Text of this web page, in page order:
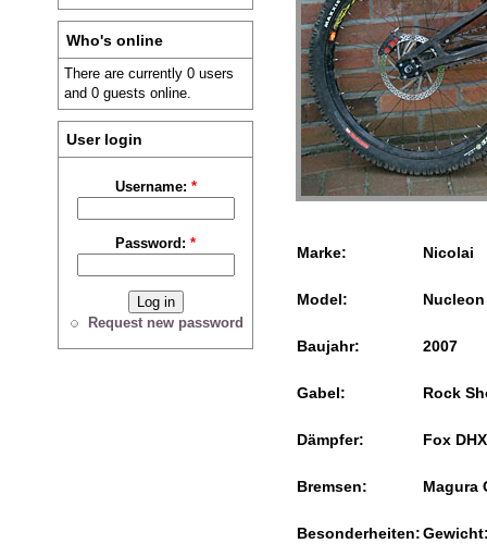
Who's online
There are currently 0 users
and 0 guests online.
User login
Username: *
Password:*
Request new password
Marke: Nicolai
Model:
Baujahr: 2007
Gabel: Rock
Dämpfer: Fox
Bremsen: Magura
Besonderheiten: